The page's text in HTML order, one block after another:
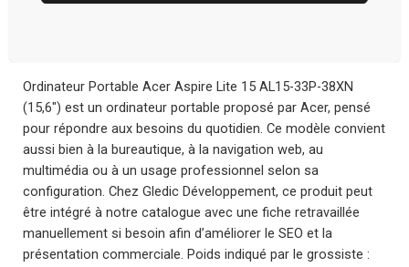
Ordinateur Portable Acer Aspire Lite 15 AL15-33P-38XN
(15,6″) est un ordinateur portable proposé par Acer, pensé
pour répondre aux besoins du quotidien. Ce modèle convient
aussi bien à la bureautique, à la navigation web, au
multimédia ou à un usage professionnel selon sa
configuration. Chez Gledic Développement, ce produit peut
être intégré à notre catalogue avec une fiche retravaillée
manuellement si besoin afin d’améliorer le SEO et la
présentation commerciale. Poids indiqué par le grossiste :